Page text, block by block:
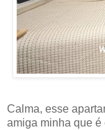
Calma, esse
amiga minha que é